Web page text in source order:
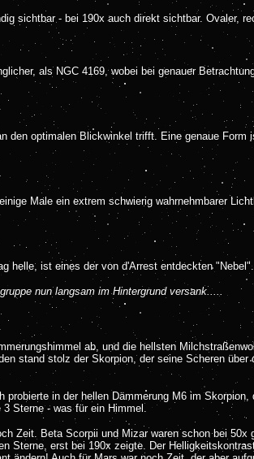
sichtbar - bei 190x auch direkt sichtbar. Ovaler,
als NGC 4169, wobei bei genauer
optimalen Blickwinkel trifft. Eine genaue
Male ein extrem schwierig wahrnehmbarer
helle, ist eines der von d'Arrest entdeckten
nun langsam im Hintergrund versank.....
ab, und die hellsten
stand stolz der Skorpion, der seine Scheren
in der hellen Dämmerung M6 im
Sterne - was für ein Himmel.
Zeit. Beta Scorpii und Mizar waren schon bei
Sterne, erst bei 190x zeigte. Der